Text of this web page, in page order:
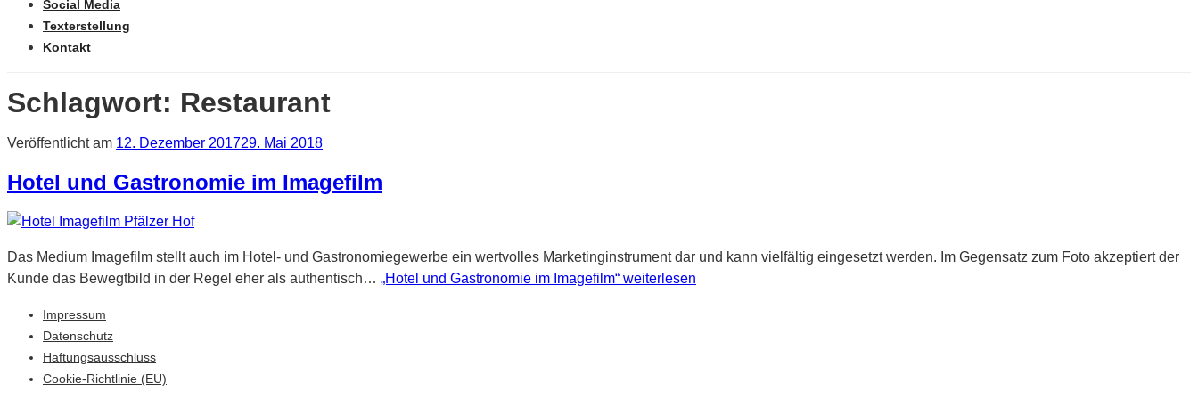
Social Media
Texterstellung
Kontakt
Schlagwort: Restaurant
Veröffentlicht am 12. Dezember 201729. Mai 2018
Hotel und Gastronomie im Imagefilm
Das Medium Imagefilm stellt auch im Hotel- und Gastronomiegewerbe ein wertvolles Marketinginstrument dar und kann vielfältig eingesetzt werden. Im Gegensatz zum Foto akzeptiert der
Kunde das Bewegtbild in der Regel eher als authentisch… „Hotel und Gastronomie im Imagefilm“ weiterlesen
Impressum
Datenschutz
Haftungsausschluss
Cookie-Richtlinie (EU)